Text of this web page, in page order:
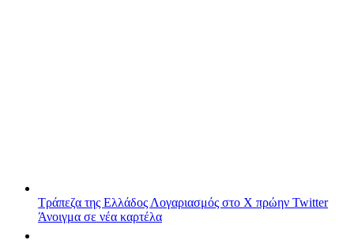
Τράπεζα της Ελλάδος Λογαριασμός στο X πρώην Twitter
Άνοιγμα σε νέα καρτέλα